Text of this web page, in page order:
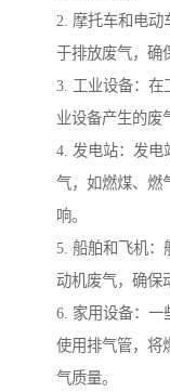
2. 摩托车和电动
于排放废气，确
3. 工业设备：在
业设备产生的废
4. 发电站：发电
气，如燃煤、燃
响。
5. 船舶和飞机：
动机废气，确保
6. 家用设备：一
使用排气管，将
气质量。